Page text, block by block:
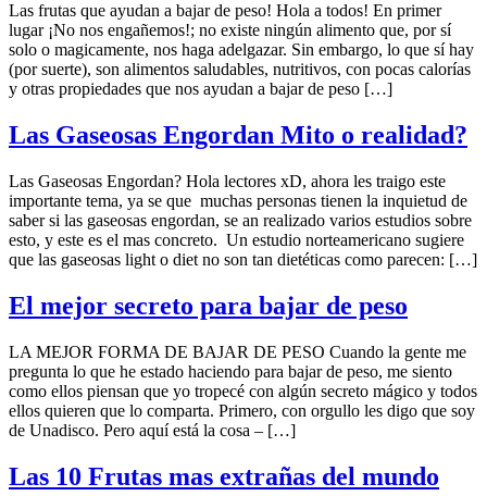
Las frutas que ayudan a bajar de peso! Hola a todos! En primer
lugar ¡No nos engañemos!; no existe ningún alimento que, por sí
solo o magicamente, nos haga adelgazar. Sin embargo, lo que sí hay
(por suerte), son alimentos saludables, nutritivos, con pocas calorías
y otras propiedades que nos ayudan a bajar de peso […]
Las Gaseosas Engordan Mito o realidad?
Las Gaseosas Engordan? Hola lectores xD, ahora les traigo este
importante tema, ya se que muchas personas tienen la inquietud de
saber si las gaseosas engordan, se an realizado varios estudios sobre
esto, y este es el mas concreto. Un estudio norteamericano sugiere
que las gaseosas light o diet no son tan dietéticas como parecen: […]
El mejor secreto para bajar de peso
LA MEJOR FORMA DE BAJAR DE PESO Cuando la gente me
pregunta lo que he estado haciendo para bajar de peso, me siento
como ellos piensan que yo tropecé con algún secreto mágico y todos
ellos quieren que lo comparta. Primero, con orgullo les digo que soy
de Unadisco. Pero aquí está la cosa – […]
Las 10 Frutas mas extrañas del mundo